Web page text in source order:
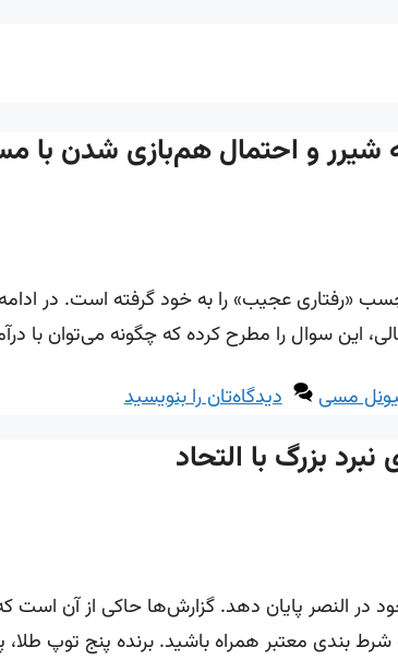
شیرر و احتمال هم‌بازی شدن با
«رفتاری عجیب» را به خود گرفته است. در
سوال را مطرح کرده که چگونه می‌توان با درآمد «بیش از
مسی دیدگاه‌تان را بنویسید
بزرگ با التحاد
در النصر پایان دهد. گزارش‌ها حاکی از آن است
بندی معتبر همراه باشید. برنده پنج توپ